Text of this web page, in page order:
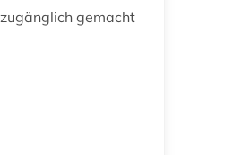
gemacht